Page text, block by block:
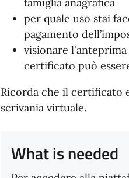
per quale uso stai
pagamento
visionare
certificato può
Ricorda che il certificato
scrivania virtuale.
What is needed